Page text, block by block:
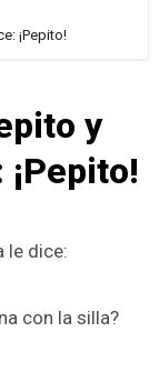
¡Pepito!
y
le dice:
con la silla?